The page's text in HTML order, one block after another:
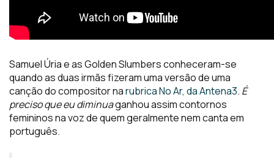
Samuel Úria e as Golden Slumbers conheceram-se
quando as duas irmãs fizeram uma versão de uma
canção do compositor narubrica No Ar, da Antena3. É
preciso que eu diminuaganhou assim contornos
femininos na voz de quem geralmente nem canta em
português.